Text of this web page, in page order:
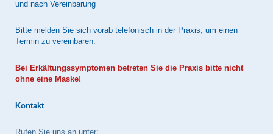
und nach Vereinbarung
Bitte melden Sie sich vorab telefonisch in der Praxis, um einen
Termin zu vereinbaren.
Bei Erkältungssymptomen betreten Sie die Praxis bitte nicht
ohne eine Maske!
Kontakt
Rufen Sie uns an unter: